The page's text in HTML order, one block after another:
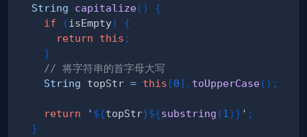
String
capitalize( )
{
if
( isEmpty)
{
return
this ;
}
// 将字符串的首字母大写
String topStr = this [0] . toUpperCase( ) ;
return ' ${topStr}${substring (1 ) } ' ;
}